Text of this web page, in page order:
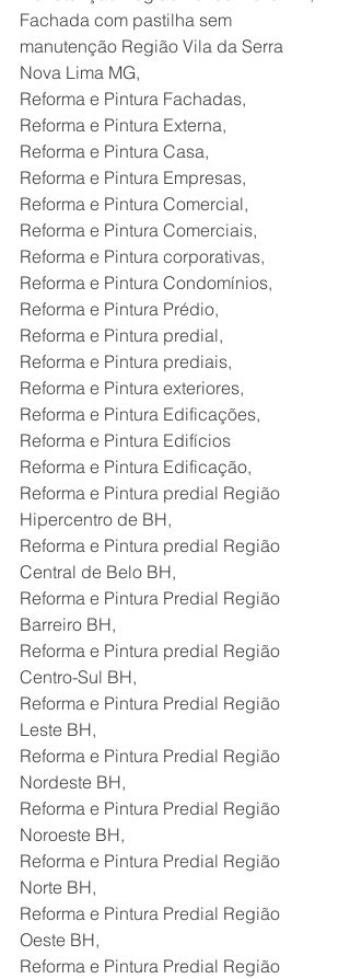
Fachada com pastilha sem
manutenção Região Vila da Serra
Nova Lima MG,
Reforma e Pintura Fachadas,
Reforma e Pintura Externa,
Reforma e Pintura Casa,
Reforma e Pintura Empresas,
Reforma e Pintura Comercial,
Reforma e Pintura Comerciais,
Reforma e Pintura corporativas,
Reforma e Pintura Condomínios,
Reforma e Pintura Prédio,
Reforma e Pintura predial,
Reforma e Pintura prediais,
Reforma e Pintura exteriores,
Reforma e Pintura Edificações,
Reforma e Pintura Edifícios
Reforma e Pintura Edificação,
Reforma e Pintura predial Região
Hipercentro de BH,
Reforma e Pintura predial Região
Central de Belo BH,
Reforma e Pintura Predial Região
Barreiro BH,
Reforma e Pintura predial Região
Centro-Sul BH,
Reforma e Pintura Predial Região
Leste BH,
Reforma e Pintura Predial Região
Nordeste BH,
Reforma e Pintura Predial Região
Noroeste BH,
Reforma e Pintura Predial Região
Norte BH,
Reforma e Pintura Predial Região
Oeste BH,
Reforma e Pintura Predial Região